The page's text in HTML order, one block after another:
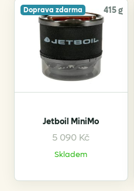
Doprava zdarma 415 g
Jetboil MiniMo
5 090 Kč
Skladem